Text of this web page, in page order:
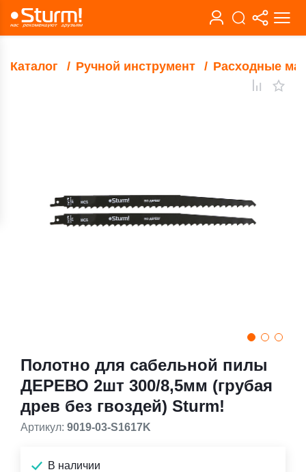
Каталог Ручной инструмент Расходные
Полотно для сабельной пилы
ДЕРЕВО 2шт 300/8,5мм (грубая
древ без гвоздей) Sturm!
Артикул: 9019-03-S1617K
В наличии